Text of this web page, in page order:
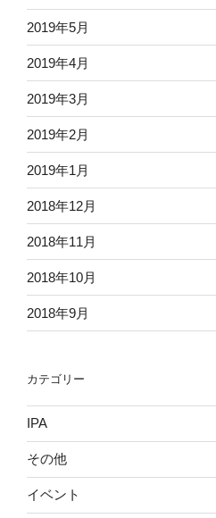
2019年5月
2019年4月
2019年3月
2019年2月
2019年1月
2018年12月
2018年11月
2018年10月
2018年9月
カテゴリー
IPA
その他
イベント